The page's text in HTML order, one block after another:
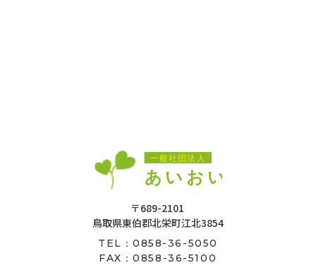
〒689-2101
鳥取県東伯郡北栄町江北3854
TEL：0858-36-5050
FAX：0858-36-5100